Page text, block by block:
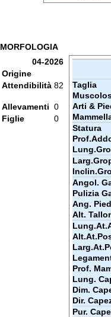
MORFOLOGIA
04-2026
Origine
Attendibilità 82
Allevamenti 0
Figlie
0
Taglia
Arti &
Statura
Angol.
Pulizia
Ang.
Alt.
Prof.
Lung.
Dim.
Dir.
Pur.